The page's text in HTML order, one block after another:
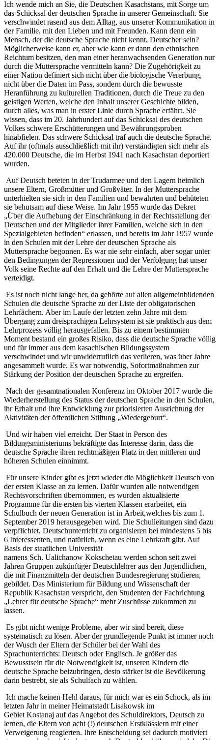
Ich wende mich an Sie, die Deutschen Kasachstans, mit Sorge um
das Schicksal der deutschen Sprache in unserer Gemeinschaft. Sie
verschwindet rasend aus dem Alltag, aus unserer Kommunikation in
der Familie, mit den Lieben und mit Freunden. Kann denn ein
Mensch, der die deutsche Sprache nicht kennt, Deutscher sein?
Möglicherweise kann er, aber wie kann er dann den ethnischen
Reichtum besitzen, den man einer heranwachsenden Generation nur
durch die Muttersprache vermitteln kann? Die Zugehörigkeit zu
einer Nation definiert sich nicht über die biologische Vererbung,
nicht über die Daten im Pass, sondern durch die bewusste
Heranführung zu kulturellen Traditionen, durch die Treue zu den
geistigen Werten, welche den Inhalt unserer Geschichte bilden,
durch alles, was man in erster Linie durch Sprache erfährt. Sie
wissen, dass im 20. Jahrhundert auf das Schicksal des deutschen
Volkes schwere Erschütterungen und Bewährungsproben
hinabfielen. Das schwere Schicksal traf auch die deutsche Sprache.
Auf ihr (oftmals ausschließlich mit ihr) verständigten sich mehr als
420.000 Deutsche, die im Herbst 1941 nach Kasachstan deportiert
wurden.
Auf Deutsch beteten in der Trudarmee und den Lagern heimlich
unsere Eltern, Großmütter und Großväter. In der Muttersprache
unterhielten sie sich in den Familien und bewahrten und behüteten
sie behutsam auf diese Weise. Im Jahr 1955 wurde das Dekret
„Über die Aufhebung der Einschränkung in der Rechtsstellung der
Deutschen und der Mitglieder ihrer Familien, welche sich in den
Spezialgebieten befinden“ erlassen, und bereits im Jahr 1957 wurde
in den Schulen mit derLehre der deutschen Sprache als
Muttersprache begonnen. Es war nie sehr einfach, aber sogar unter
den Bedingungen der Repressionen und der Verfolgung hat unser
Volk seine Rechte auf den Erhalt und die Lehre der Muttersprache
verteidigt.
Es ist noch nicht lange her, da gehörte auf allen allgemeinbildenden
Schulen die deutsche Sprache zu der Liste der obligatorischen
Lehrfächern. Aber im Laufe der letzten zehn Jahre mit dem
Übergang zum dreisprachigen Lehrsystem ist sie praktisch aus dem
Lehrprozess völlig herausgefallen. Bis zu einem bestimmten
Moment bestand ein großes Risiko, dass die deutsche Sprache völlig
und für immer aus dem kasachischen Bildungssystem
verschwindet und wir unwiderruflich das verlieren, was über Jahre
angesammelt wurde. Es war notwendig, Sofortmaßnahmen zur
Stärkung der Position der deutschen Sprache zu ergreifen.
Nach der gesamtnationalen Konferenz im Oktober 2017 wurde die
Wiederherstellung des Status der deutschen Sprache in den Schulen,
ihr Erhalt und ihre Entwicklung zur priorisierten Ausrichtung der
Aktivitäten der öffentlichen Stiftung „Wiedergeburt“.
Und wir haben viel erreicht. Der Staat in Person des
Bildungsministeriums bekräftigte das Interesse darin, dass die
deutsche Sprache ihren rechtmäßigen Platz in den mittleren und
höheren Schulen einnimmt.
Für unsere Kinder gibt es jetzt wieder die Möglichkeit Deutsch von
der ersten Klasse an zu lernen. Dafür wurden alle notwendigen
Rechtsvorschriften übernommen, es wurden aktualisierte
Programme für die ersten bis vierten Klassen erarbeitet, ein
Schulbuch der neuen Generation ist in Arbeit,welches bis zum 1.
September 2019 herausgegeben wird. Die Schulleitungen sind dazu
verpflichtet, Deutschunterricht zu organisieren bei mindestens 5 bis
6 Interessenten, und natürlich, wenn es eine Lehrkraft gibt. Auf
Basis der staatlichen Universität
namens Sch. Ualichanow Kokschetau werden schon seit zwei
Jahren Gruppen zukünftiger Deutschlehrer aus den Jugendlichen,
die mit Finanzmitteln der deutschen Bundesregierung studieren,
gebildet. Das Ministerium für Bildung und Wissenschaft der
Republik Kasachstan verspricht, den Studenten der Fachrichtung
„Lehrer für deutsche Sprache“ mehr Zuschüsse zukommen zu
lassen.
Es gibt nicht wenige Probleme, aber wir sind bereit, diese
systematisch zu lösen. Aber der grundlegende Punkt ist immer noch
der Wusch der Eltern der Schüler bei der Wahl des
Sprachunterrichts: Deutsch oder Englisch. Je größer das
Bewusstsein für die Notwendigkeit ist, unseren Kindern die
deutsche Sprache beizubringen, desto stärker ist die Bevölkerung
darin bestrebt, sie als Schulfach zu wählen.
Ich mache keinen Hehl daraus, für mich war es ein Schock, als im
letzten Jahr in meiner Heimatstadt Lisakowsk im
Gebiet Kostanaj auf das Angebot des Schuldirektors, Deutsch zu
lernen, die Eltern von acht (!) deutschen Erstklässlern mit einer
Verweigerung reagierten. Ihre Entscheidung sei dadurch motiviert